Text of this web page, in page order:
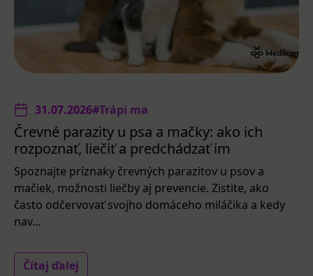
31.07.2026#Trápi ma
Črevné parazity u psa a mačky: ako ich
rozpoznať, liečiť a predchádzať im
Spoznajte príznaky črevných parazitov u psov a
mačiek, možnosti liečby aj prevencie. Zistite, ako
často odčervovať svojho domáceho miláčika a kedy
nav...
Čítaj ďalej